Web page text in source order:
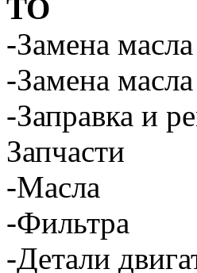
ТО
-Замена
-Замена
-Заправка и
Запчасти
-Масла
-Фильтра
-Детали